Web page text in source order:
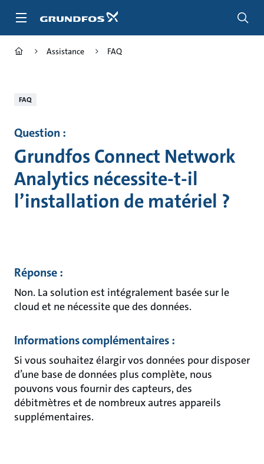
Assistance FAQ
FAQ
Question :
Grundfos Connect Network
Analytics nécessite-t-il
l’installation de matériel ?
Réponse :
Non. La solution est intégralement basée sur le
cloud et ne nécessite que des données.
Informations complémentaires :
Si vous souhaitez élargir vos données pour disposer
d’une base de données plus complète, nous
pouvons vous fournir des capteurs, des
débitmètres et de nombreux autres appareils
supplémentaires.